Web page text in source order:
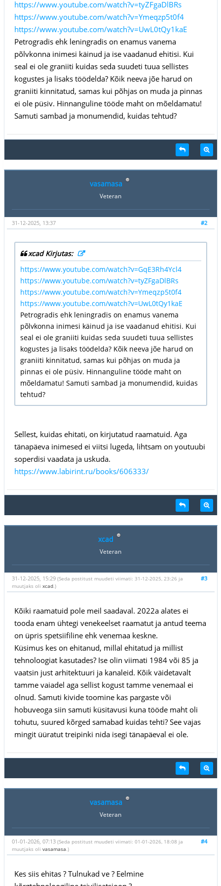
https://www.youtube.com/watch?v=tyZFgaDlBRs
https://www.youtube.com/watch?v=Ymeqzp5t0f4
https://www.youtube.com/watch?v=UwL0tQy1kaE
Petrogradis ehk leningradis on enamus vanema
põlvkonna inimesi käinud ja ise vaadanud ehitisi. Kui
seal ei ole graniiti kuidas seda suudeti tuua sellistes
kogustes ja lisaks töödelda? Kõik neeva jõe harud on
graniiti kinnitatud, samas kui põhjas on muda ja pinnas
ei ole püsiv. Hinnanguline tööde maht on mõeldamatu!
Samuti sambad ja monumendid, kuidas tehtud?
vasamasa
Veteran
#2
31-12-2025, 13:37
xcad Kirjutas:
https://www.youtube.com/watch?v=GqE3Rh4Ycl4
https://www.youtube.com/watch?v=tyZFgaDlBRs
https://www.youtube.com/watch?v=Ymeqzp5t0f4
https://www.youtube.com/watch?v=UwL0tQy1kaE
Petrogradis ehk leningradis on enamus vanema
põlvkonna inimesi käinud ja ise vaadanud ehitisi. Kui
seal ei ole graniiti kuidas seda suudeti tuua sellistes
kogustes ja lisaks töödelda? Kõik neeva jõe harud on
graniiti kinnitatud, samas kui põhjas on muda ja
pinnas ei ole püsiv. Hinnanguline tööde maht on
mõeldamatu! Samuti sambad ja monumendid, kuidas
tehtud?
Sellest, kuidas ehitati, on kirjutatud raamatuid. Aga
tänapäeva inimesed ei viitsi lugeda, lihtsam on youtuubi
soperdisi vaadata ja uskuda.
https://www.labirint.ru/books/606333/
xcad
Veteran
#3
31-12-2025, 15:29 (Seda postitust muudeti viimati: 31-12-2025, 23:26 ja
muutjaks oli xcad.)
Kõiki raamatuid pole meil saadaval. 2022a alates ei
tooda enam ühtegi venekeelset raamatut ja antud teema
on üpris spetsiifiline ehk venemaa keskne.
Küsimus kes on ehitanud, millal ehitatud ja millist
tehnoloogiat kasutades? Ise olin viimati 1984 või 85 ja
vaatsin just arhitektuuri ja kanaleid. Kõik väidetavalt
tamme vaiadel aga sellist kogust tamme venemaal ei
olnud. Samuti kivide toomine kas pargaste või
hobuveoga siin samuti küsitavusi kuna tööde maht oli
tohutu, suured kõrged samabad kuidas tehti? See vajas
mingit üüratut treipinki nida isegi tänapäeval ei ole.
vasamasa
Veteran
#4
01-01-2026, 07:13 (Seda postitust muudeti viimati: 01-01-2026, 18:08 ja
muutjaks oli vasamasa .)
Kes siis ehitas ? Tulnukad ve ? Eelmine